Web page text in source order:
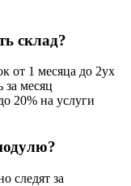
склад?
от 1 месяца до 2ух
за месяц
20% на услуги
следят за